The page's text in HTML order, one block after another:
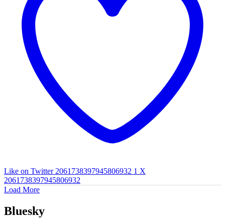
Like on Twitter 2061738397945806932 1 X
2061738397945806932
Load More
Bluesky